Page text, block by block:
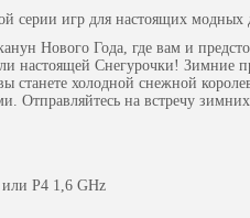
серии игр для настоящих модных
Нового Года, где вам и
настоящей Снегурочки! Зимние
станете холодной снежной
Отправляйтесь на встречу зимних
P4 1,6 GHz